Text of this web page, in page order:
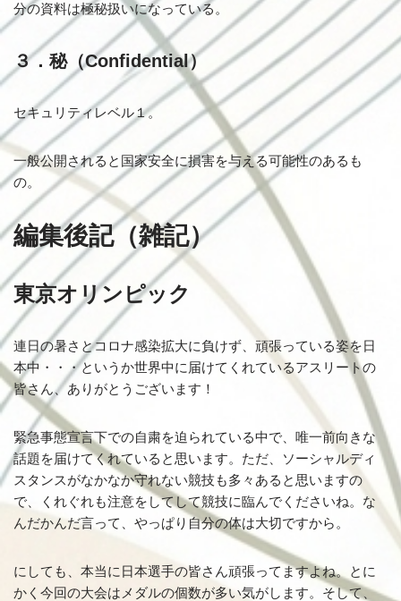
分の資料は極秘扱いになっている。
３．秘（Confidential）
セキュリティレベル１。
一般公開されると国家安全に損害を与える可能性のあるも
の。
編集後記（雑記）
東京オリンピック
連日の暑さとコロナ感染拡大に負けず、頑張っている姿を日
本中・・・というか世界中に届けてくれているアスリートの
皆さん、ありがとうございます！
緊急事態宣言下での自粛を迫られている中で、唯一前向きな
話題を届けてくれていると思います。ただ、ソーシャルディ
スタンスがなかなか守れない競技も多々あると思いますの
で、くれぐれも注意をしてして競技に臨んでくださいね。な
んだかんだ言って、やっぱり自分の体は大切ですから。
にしても、本当に日本選手の皆さん頑張ってますよね。とに
かく今回の大会はメダルの個数が多い気がします。そして、